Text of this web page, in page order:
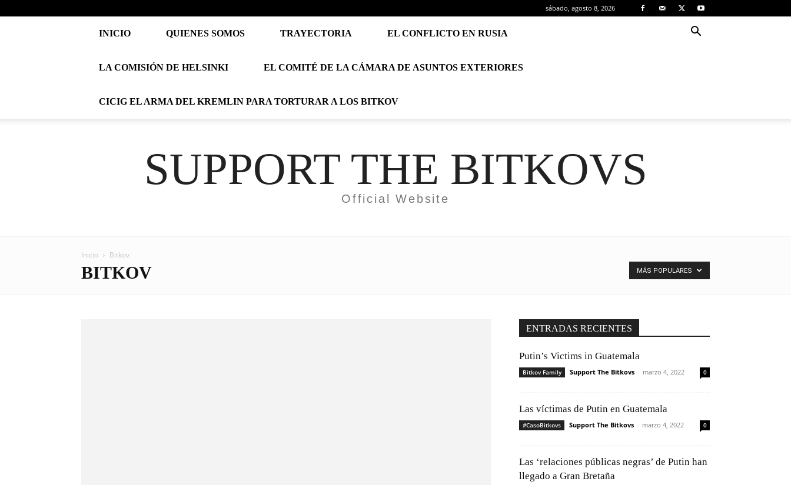
sábado, agosto 8, 2026
INICIO QUIENES SOMOS TRAYECTORIA EL CONFLICTO EN RUSIA
LA COMISIÓN DE HELSINKI EL COMITÉ DE LA CÁMARA DE ASUNTOS EXTERIORES
CICIG EL ARMA DEL KREMLIN PARA TORTURAR A LOS BITKOV
SUPPORT THE BITKOVS
Official Website
Inicio Bitkov
BITKOV MÁS POPULARES
ENTRADAS RECIENTES
Putin’s Victims in Guatemala
Bitkov Family Support The Bitkovs - marzo 4, 2022 0
Las víctimas de Putin en Guatemala
#CasoBitkovs Support The Bitkovs - marzo 4, 2022 0
Las ‘relaciones públicas negras’ de Putin han
llegado a Gran Bretaña